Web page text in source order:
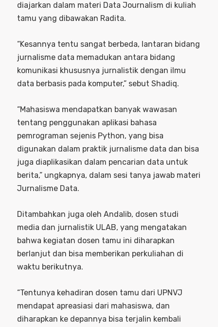
diajarkan dalam materi Data Journalism di kuliah
tamu yang dibawakan Radita.
“Kesannya tentu sangat berbeda, lantaran bidang
jurnalisme data memadukan antara bidang
komunikasi khususnya jurnalistik dengan ilmu
data berbasis pada komputer,” sebut Shadiq.
“Mahasiswa mendapatkan banyak wawasan
tentang penggunakan aplikasi bahasa
pemrograman sejenis Python, yang bisa
digunakan dalam praktik jurnalisme data dan bisa
juga diaplikasikan dalam pencarian data untuk
berita,” ungkapnya, dalam sesi tanya jawab materi
Jurnalisme Data.
Ditambahkan juga oleh Andalib, dosen studi
media dan jurnalistik ULAB, yang mengatakan
bahwa kegiatan dosen tamu ini diharapkan
berlanjut dan bisa memberikan perkuliahan di
waktu berikutnya.
“Tentunya kehadiran dosen tamu dari UPNVJ
mendapat apreasiasi dari mahasiswa, dan
diharapkan ke depannya bisa terjalin kembali